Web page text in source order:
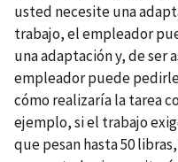
usted necesite una
trabajo, el empleador
una adaptación y, de ser
empleador puede
cómo realizaría la tarea
ejemplo, si el trabajo
que pesan hasta 50